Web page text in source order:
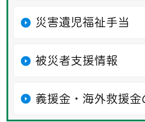
災害遺児福祉手当
被災者支援情報
義援金・海外救援金